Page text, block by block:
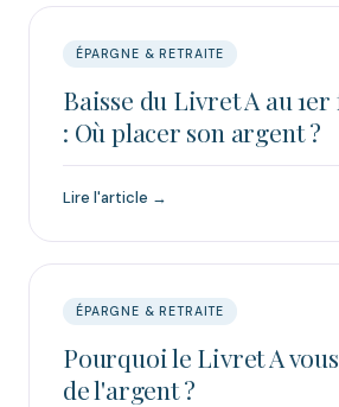
ÉPARGNE & RETRAITE
Baisse du Livret A au
: Où placer son argent ?
Lire l'article →
ÉPARGNE & RETRAITE
Pourquoi le Livret A
de l'argent ?